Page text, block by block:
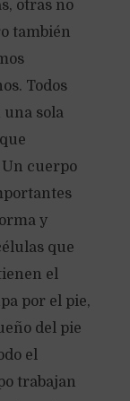
otras no
también
Todos
una sola
cuerpo
y
que
el
por el pie,
del pie
el
trabajan